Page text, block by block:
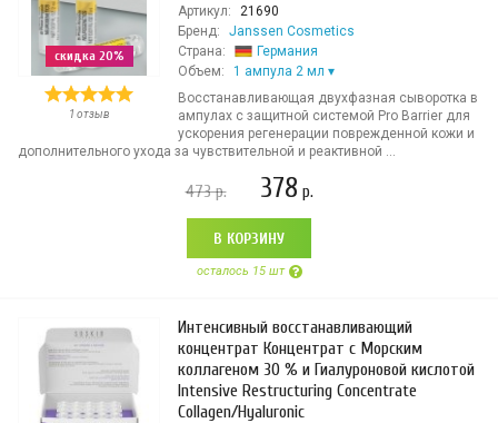
скидка 20%
1 отзыв
Артикул:
21690
Бренд:
Janssen Cosmetics
Страна:
Германия
Объем:
1 ампула 2 мл
Восстанавливающая двухфазная сыворотка в
ампулах с защитной системой Pro Barrier для
ускорения регенерации поврежденной кожи и
дополнительного ухода за чувствительной и реактивной ...
473р. 378 р.
В КОРЗИНУ
осталось 15 шт
Интенсивный восстанавливающий
концентрат Концентрат с Морским
коллагеном 30 % и Гиалуроновой кислотой
Intensive Restructuring Concentrate
Collagen/Hyaluronic